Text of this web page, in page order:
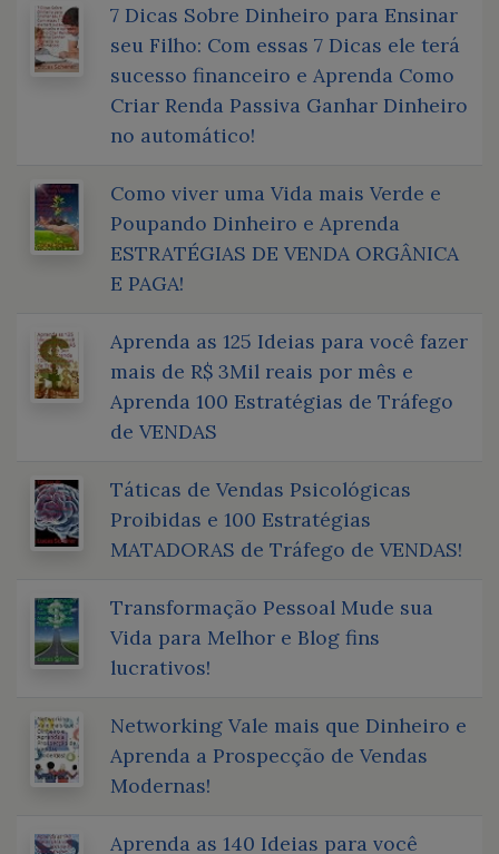
7 Dicas Sobre Dinheiro para Ensinar
seu Filho: Com essas 7 Dicas ele terá
sucesso financeiro e Aprenda Como
Criar Renda Passiva Ganhar Dinheiro
no automático!
Como viver uma Vida mais Verde e
Poupando Dinheiro e Aprenda
ESTRATÉGIAS DE VENDA ORGÂNICA
E PAGA!
Aprenda as 125 Ideias para você fazer
mais de R$ 3Mil reais por mês e
Aprenda 100 Estratégias de Tráfego
de VENDAS
Táticas de Vendas Psicológicas
Proibidas e 100 Estratégias
MATADORAS de Tráfego de VENDAS!
Transformação Pessoal Mude sua
Vida para Melhor e Blog fins
lucrativos!
Networking Vale mais que Dinheiro e
Aprenda a Prospecção de Vendas
Modernas!
Aprenda as 140 Ideias para você